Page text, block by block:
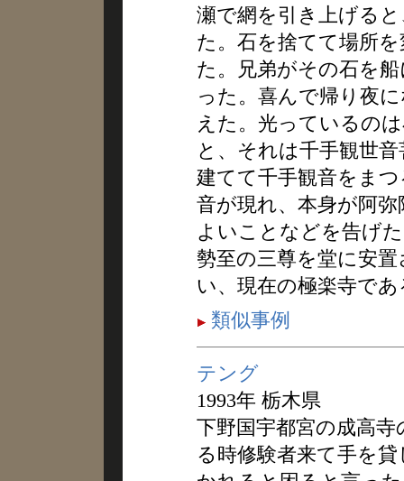
瀬で網を引き上げる
た。石を捨てて場所
た。兄弟がその石を
った。喜んで帰り夜
えた。光っているの
と、それは千手観世
建てて千手観音をま
音が現れ、本身が阿
よいことなどを告げ
勢至の三尊を堂に安
い、現在の極楽寺であ
類似事例
テング
1993年 栃木県
下野国宇都宮の成高
る時修験者来て手を